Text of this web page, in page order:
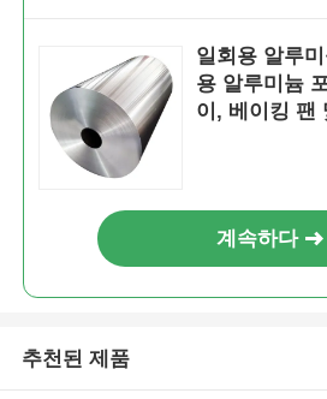
일회용 알루
용 알루미늄
이, 베이킹 팬
계속하다
추천된 제품